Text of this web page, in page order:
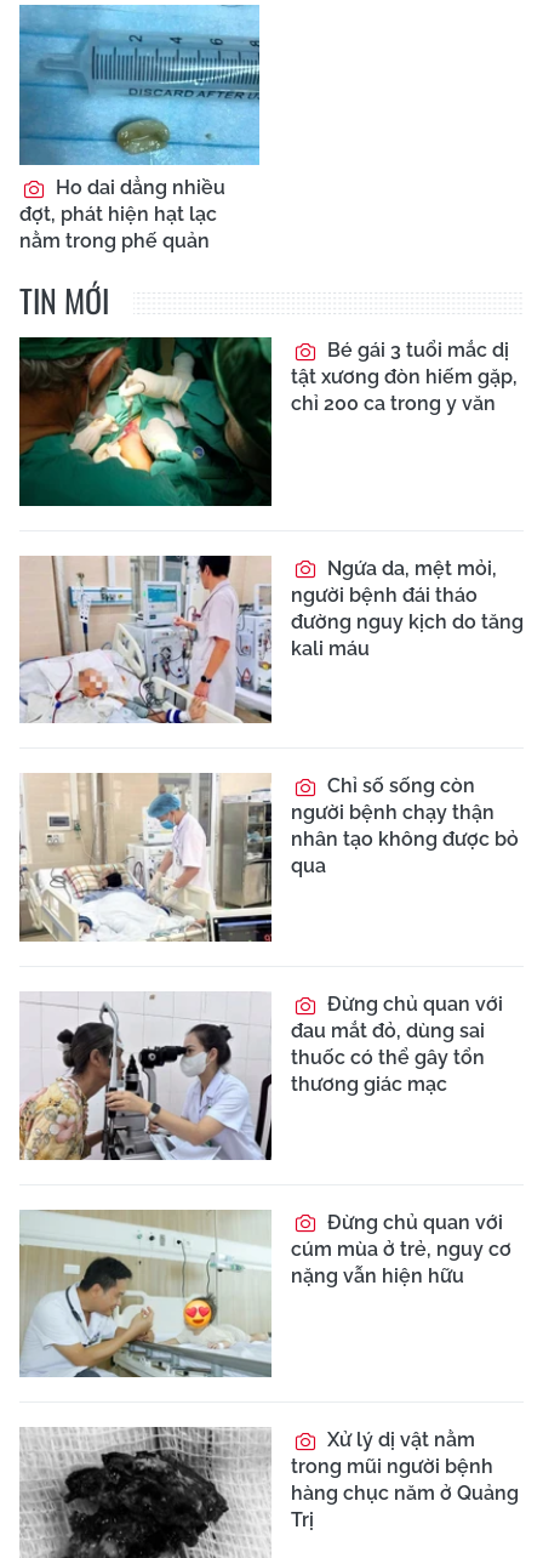
Ho dai dẳng nhiều
đợt, phát hiện hạt lạc
nằm trong phế quản
TIN MỚI
Bé gái 3 tuổi mắc dị
tật xương đòn hiếm gặp,
chỉ 200 ca trong y văn
Ngứa da, mệt mỏi,
người bệnh đái tháo
đường nguy kịch do tăng
kali máu
Chỉ số sống còn
người bệnh chạy thận
nhân tạo không được bỏ
qua
Đừng chủ quan với
đau mắt đỏ, dùng sai
thuốc có thể gây tổn
thương giác mạc
Đừng chủ quan với
cúm mùa ở trẻ, nguy cơ
nặng vẫn hiện hữu
Xử lý dị vật nằm
trong mũi người bệnh
hàng chục năm ở Quảng
Trị